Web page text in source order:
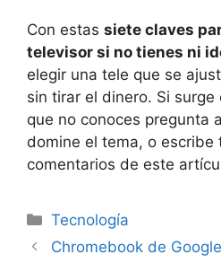
Con estas siete claves
televisor si no tienes ni
elegir una tele que se
sin tirar el dinero. Si
que no conoces pregunta
domine el tema, o escribe
comentarios de este
Categorías
Tecnología
Chromebook de